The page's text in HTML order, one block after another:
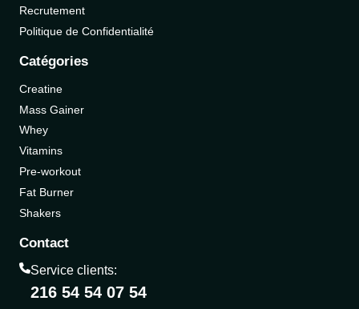
Recrutement
Politique de Confidentialité
Catégories
Creatine
Mass Gainer
Whey
Vitamins
Pre-workout
Fat Burner
Shakers
Contact
Service clients:
216 54 54 07 54